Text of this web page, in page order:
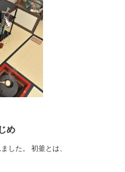
め
した。 初釜とは、